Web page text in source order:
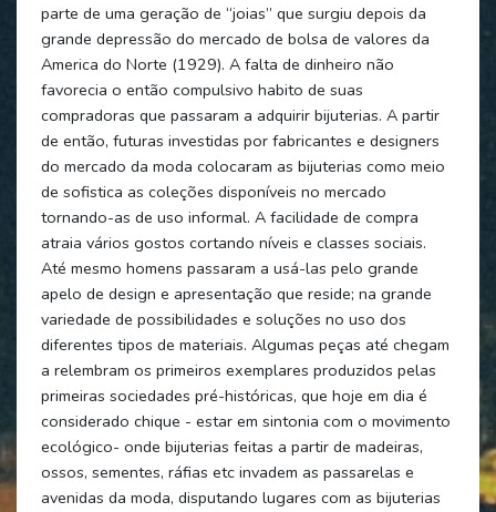
parte de uma geração de “joias” que surgiu depois da
grande depressão do mercado de bolsa de valores da
America do Norte (1929). A falta de dinheiro não
favorecia o então compulsivo habito de suas
compradoras que passaram a adquirir bijuterias. A partir
de então, futuras investidas por fabricantes e designers
do mercado da moda colocaram as bijuterias como meio
de sofistica as coleções disponíveis no mercado
tornando-as de uso informal. A facilidade de compra
atraia vários gostos cortando níveis e classes sociais.
Até mesmo homens passaram a usá-las pelo grande
apelo de design e apresentação que reside; na grande
variedade de possibilidades e soluções no uso dos
diferentes tipos de materiais. Algumas peças até chegam
a relembram os primeiros exemplares produzidos pelas
primeiras sociedades pré-históricas, que hoje em dia é
considerado chique - estar em sintonia com o movimento
ecológico- onde bijuterias feitas a partir de madeiras,
ossos, sementes, ráfias etc invadem as passarelas e
avenidas da moda, disputando lugares com as bijuterias